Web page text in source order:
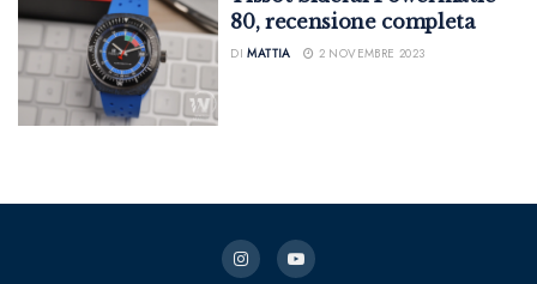
80, recensione completa
DI MATTIA 2 NOVEMBRE 2023